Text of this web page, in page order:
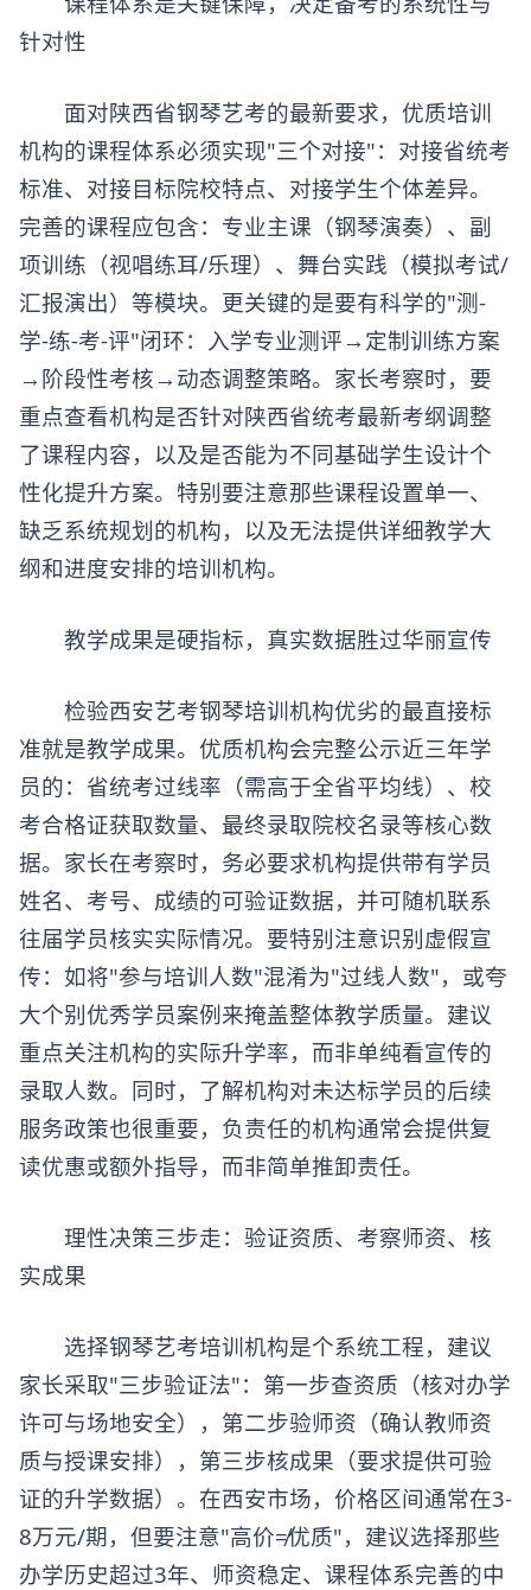
针对性​​
面对陕西省钢琴艺考的最新要求，优质培训
机构的课程体系必须实现"三个对接"：对接省统考
标准、对接目标院校特点、对接学生个体差异。
完善的课程应包含：专业主课（钢琴演奏）、副
项训练（视唱练耳/乐理）、舞台实践（模拟考试/
汇报演出）等模块。更关键的是要有科学的"测-
学-练-考-评"闭环：入学专业测评→定制训练方案
→阶段性考核→动态调整策略。家长考察时，要
重点查看机构是否针对陕西省统考最新考纲调整
了课程内容，以及是否能为不同基础学生设计个
性化提升方案。特别要注意那些课程设置单一、
缺乏系统规划的机构，以及无法提供详细教学大
纲和进度安排的培训机构。
​​教学成果是硬指标，真实数据胜过华丽宣传​​
检验西安艺考钢琴培训机构优劣的最直接标
准就是教学成果。优质机构会完整公示近三年学
员的：省统考过线率（需高于全省平均线）、校
考合格证获取数量、最终录取院校名录等核心数
据。家长在考察时，务必要求机构提供带有学员
姓名、考号、成绩的可验证数据，并可随机联系
往届学员核实实际情况。要特别注意识别虚假宣
传：如将"参与培训人数"混淆为"过线人数"，或夸
大个别优秀学员案例来掩盖整体教学质量。建议
重点关注机构的实际升学率，而非单纯看宣传的
录取人数。同时，了解机构对未达标学员的后续
服务政策也很重要，负责任的机构通常会提供复
读优惠或额外指导，而非简单推卸责任。
​​理性决策三步走：验证资质、考察师资、核
实成果​​
选择钢琴艺考培训机构是个系统工程，建议
家长采取"三步验证法"：第一步查资质（核对办学
许可与场地安全），第二步验师资（确认教师资
质与授课安排），第三步核成果（要求提供可验
证的升学数据）。在西安市场，价格区间通常在3-
8万元/期，但要注意"高价≠优质"，建议选择那些
办学历史超过3年、师资稳定、课程体系完善的中